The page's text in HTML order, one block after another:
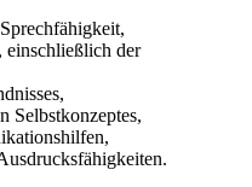
einschließlich der
Selbstkonzeptes,